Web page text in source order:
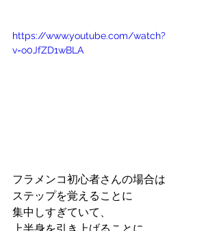
https://www.youtube.com/watch?
v=o0JfZD1wBLA
フラメンコ初心者さんの場合は
ステップを覚えることに
集中しすぎていて、
上半身を引き上げることに